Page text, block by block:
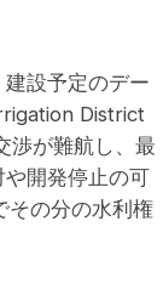
設予定のデー
District
渉が難航し、最
開発停止の可
その分の水利権